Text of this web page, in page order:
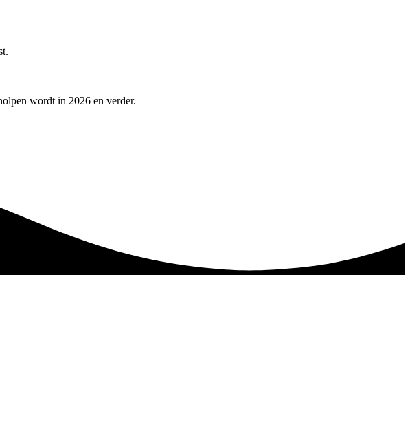
wordt in 2026 en verder.